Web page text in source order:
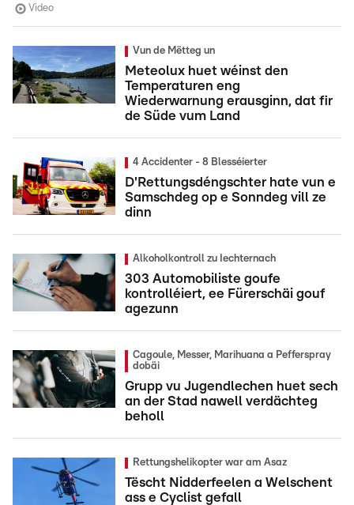
Video
Vun de Mëtteg un
Meteolux huet wéinst den
Temperaturen eng
Wiederwarnung erausginn, dat fir
de Süde vum Land
4 Accidenter - 8 Blesséierter
D'Rettungsdéngschter hate vun e
Samschdeg op e Sonndeg vill ze
dinn
Alkoholkontroll zu Iechternach
303 Automobiliste goufe
kontrolléiert, ee Fürerschäi gouf
agezunn
Cagoule, Messer, Marihuana a Pefferspray
dobäi
Grupp vu Jugendlechen huet sech
an der Stad nawell verdächteg
beholl
Rettungshelikopter war am Asaz
Tëscht Nidderfeelen a Welschent
ass e Cyclist gefall